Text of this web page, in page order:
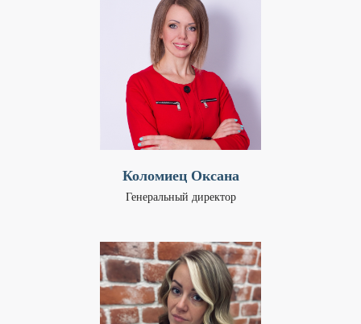
Коломиец Оксана
Генеральный директор